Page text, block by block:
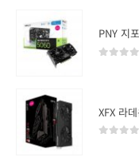
PNY 지
XFX 라